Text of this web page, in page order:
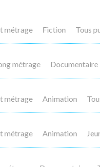
métrage Fiction Tous
métrage Documentaire
métrage Animation
métrage Animation